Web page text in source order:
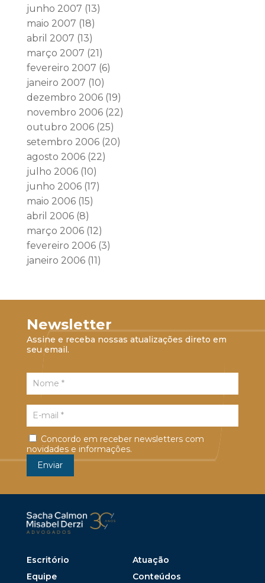
junho 2007 (13)
maio 2007 (18)
abril 2007 (13)
março 2007 (21)
fevereiro 2007 (6)
janeiro 2007 (10)
dezembro 2006(19)
novembro 2006(22)
outubro 2006(25)
setembro 2006(20)
agosto 2006(22)
julho 2006(10)
junho 2006(17)
maio 2006(15)
abril 2006(8)
março 2006(12)
fevereiro 2006(3)
janeiro 2006(11)
Newsletter
Assine e receba nossas atualizações direto em
seu email.
Concordo em receber newsletters com
novidades e informações.
Escritório
Atuação
Equipe
Conteúdos